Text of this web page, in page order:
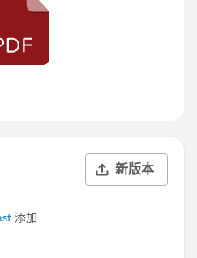
新版本
添加